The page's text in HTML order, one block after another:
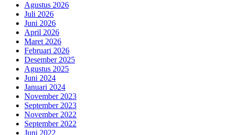
Agustus 2026
Juli 2026
Juni 2026
April 2026
Maret 2026
Februari 2026
Desember 2025
Agustus 2025
Juni 2024
Januari 2024
November 2023
September 2023
November 2022
September 2022
Juni 2022